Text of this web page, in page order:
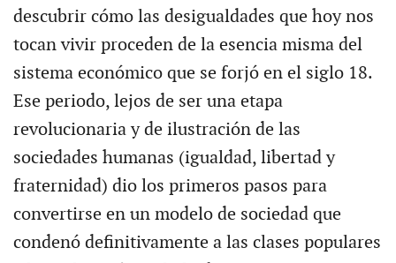
descubrir cómo las desigualdades que hoy nos
tocan vivir proceden de la esencia misma del
sistema económico que se forjó en el siglo 18.
Ese periodo, lejos de ser una etapa
revolucionaria y de ilustración de las
sociedades humanas (igualdad, libertad y
fraternidad) dio los primeros pasos para
convertirse en un modelo de sociedad que
condenó definitivamente a las clases populares